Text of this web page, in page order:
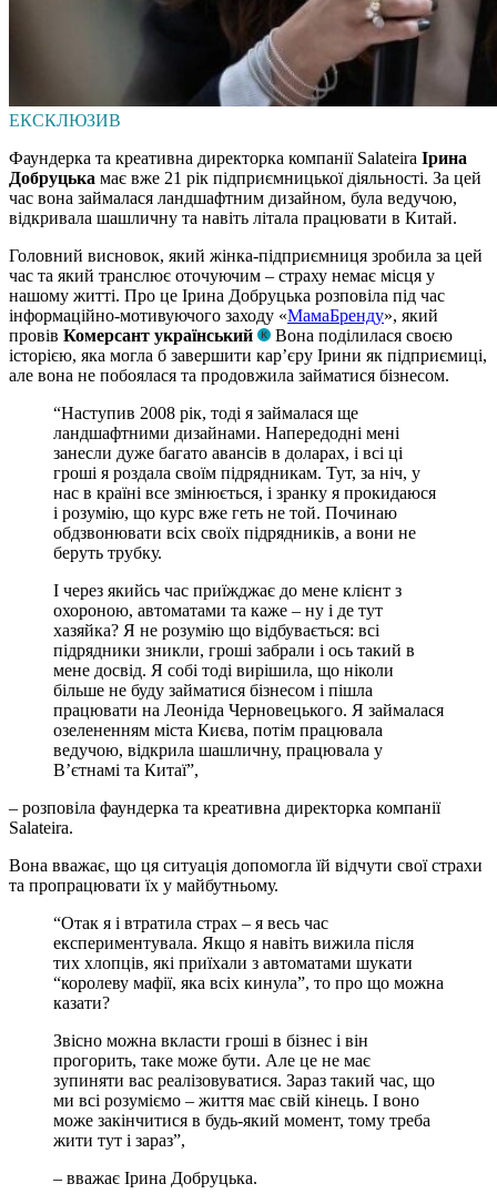
ЕКСКЛЮЗИВ
Фаундерка та креативна директорка компанії Salateira Ірина
Добруцька має вже 21 рік підприємницької діяльності. За цей
час вона займалася ландшафтним дизайном, була ведучою,
відкривала шашличну та навіть літала працювати в Китай.
Головний висновок, який жінка-підприємниця зробила за цей
час та який транслює оточуючим – страху немає місця у
нашому житті. Про це Ірина Добруцька розповіла під час
інформаційно-мотивуючого заходу «МамаБренду», який
провів Комерсант український
Вона поділилася своєю
історією, яка могла б завершити кар’єру Ірини як підприємиці,
але вона не побоялася та продовжила займатися бізнесом.
“Наступив 2008 рік, тоді я займалася ще
ландшафтними дизайнами. Напередодні мені
занесли дуже багато авансів в доларах, і всі ці
гроші я роздала своїм підрядникам. Тут, за ніч, у
нас в країні все змінюється, і зранку я прокидаюся
і розумію, що курс вже геть не той. Починаю
обдзвонювати всіх своїх підрядників, а вони не
беруть трубку.
І через якийсь час приїжджає до мене клієнт з
охороною, автоматами та каже – ну і де тут
хазяйка? Я не розумію що відбувається: всі
підрядники зникли, гроші забрали і ось такий в
мене досвід. Я собі тоді вирішила, що ніколи
більше не буду займатися бізнесом і пішла
працювати на Леоніда Черновецького. Я займалася
озелененням міста Києва, потім працювала
ведучою, відкрила шашличну, працювала у
В’єтнамі та Китаї”,
– розповіла фаундерка та креативна директорка компанії
Salateira.
Вона вважає, що ця ситуація допомогла їй відчути свої страхи
та пропрацювати їх у майбутньому.
“Отак я і втратила страх – я весь час
експериментувала. Якщо я навіть вижила після
тих хлопців, які приїхали з автоматами шукати
“королеву мафії, яка всіх кинула”, то про що можна
казати?
Звісно можна вкласти гроші в бізнес і він
прогорить, таке може бути. Але це не має
зупиняти вас реалізовуватися. Зараз такий час, що
ми всі розуміємо – життя має свій кінець. І воно
може закінчитися в будь-який момент, тому треба
жити тут і зараз”,
– вважає Ірина Добруцька.